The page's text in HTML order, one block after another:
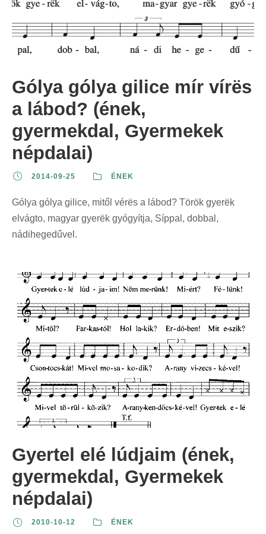
Gólya gólya gilice mír vírës
a lábod? (ének,
gyermekdal, Gyermekek
népdalai)
2014-09-25 ÉNEK
Gólya gólya gilice, mitől vérës a lábod? Török gyerëk
elvágto, magyar gyerëk gyógyítja, Síppal, dobbal,
nádihegedűvel.
Gyertel elé lúdjaim (ének,
gyermekdal, Gyermekek
népdalai)
2010-10-12 ÉNEK